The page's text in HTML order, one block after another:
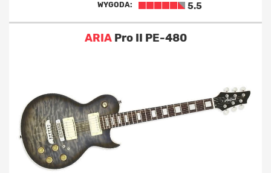
WYGODA: 5.5
ARIAPro II PE-480